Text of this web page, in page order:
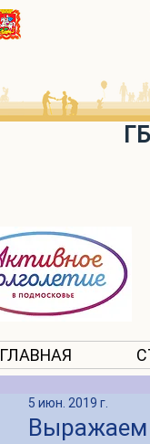
ГЛАВНАЯ
Выражаем
5 июн. 2019 г.